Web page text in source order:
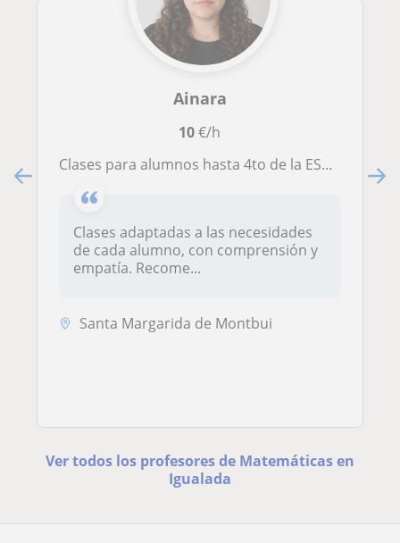
Ainara
10€/h
Clases para alumnos hasta 4to de la ESO y algunas asignaturas de bachillerato. Me caracterizo por mi empatía y comunicación.
Clases adaptadas a las necesidades
de cada alumno, con comprensión y
empatía. Recome...
Santa Margarida de Montbui
Ver todos los profesores de Matemáticas en
Igualada